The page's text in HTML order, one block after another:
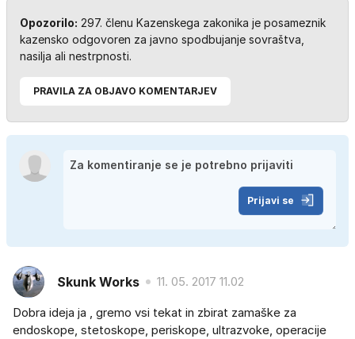
Opozorilo: 297. členu Kazenskega zakonika je posameznik
kazensko odgovoren za javno spodbujanje sovraštva,
nasilja ali nestrpnosti.
PRAVILA ZA OBJAVO KOMENTARJEV
Prijavi se
Skunk Works 11. 05. 2017 11.02
Dobra ideja ja , gremo vsi tekat in zbirat zamaške za
endoskope, stetoskope, periskope, ultrazvoke, operacije